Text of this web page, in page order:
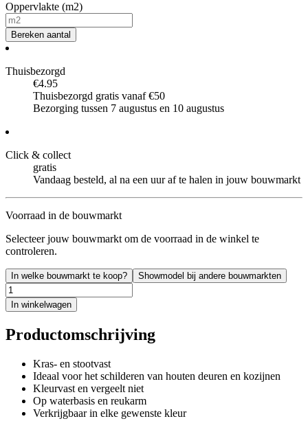
Oppervlakte (m2)
Bereken aantal
Thuisbezorgd
€4.95
Thuisbezorgd gratis vanaf €50
Bezorging tussen 7 augustus en 10 augustus
Click & collect
gratis
Vandaag besteld, al na een uur af te halen in jouw bouwmarkt
Voorraad in de bouwmarkt
Selecteer jouw bouwmarkt om de voorraad in de winkel te
controleren.
In welke bouwmarkt te koop? Showmodel bij andere bouwmarkten
In winkelwagen
Productomschrijving
Kras- en stootvast
Ideaal voor het schilderen van houten deuren en kozijnen
Kleurvast en vergeelt niet
Op waterbasis en reukarm
Verkrijgbaar in elke gewenste kleur